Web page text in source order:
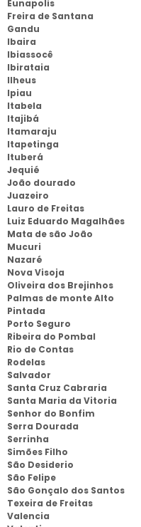
Eunapolis
Freira de Santana
Gandu
Ibaira
Ibiassocê
Ibirataia
Ilheus
Ipiau
Itabela
Itajibá
Itamaraju
Itapetinga
Ituberá
Jequié
João dourado
Juazeiro
Lauro de Freitas
Luiz Eduardo Magalhães
Mata de são João
Mucuri
Nazaré
Nova Visoja
Oliveira dos Brejinhos
Palmas de monte Alto
Pintada
Porto Seguro
Ribeira do Pombal
Rio de Contas
Rodelas
Salvador
Santa Cruz Cabraria
Santa Maria da Vitoria
Senhor do Bonfim
Serra Dourada
Serrinha
Simões Filho
São Desiderio
São Felipe
São Gonçalo dos Santos
Texeira de Freitas
Valencia